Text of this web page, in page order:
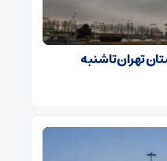
تهران تا شنبه